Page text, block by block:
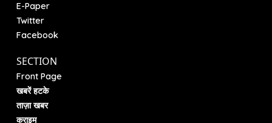
E-Paper
Twitter
Facebook
SECTION
Front Page
खबरें हटके
ताज़ा खबर
क्राइम